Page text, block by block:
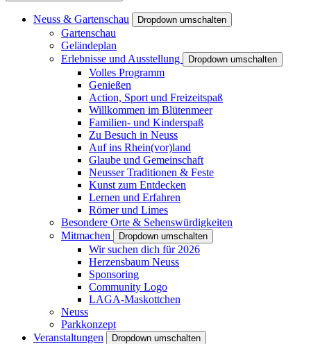
Neuss & Gartenschau Dropdown umschalten
Gartenschau
Geländeplan
Erlebnisse und Ausstellung
Dropdown umschalten
Volles Programm
Genießen
Action, Sport und Freizeitspaß
Willkommen im Blütenmeer
Familien- und Kinderspaß
Zu Besuch in Neuss
Auf ins Rhein(vor)land
Glaube und Gemeinschaft
Neusser Traditionen & Feste
Kunst zum Entdecken
Lernen und Erfahren
Römer und Limes
Besondere Orte & Sehenswürdigkeiten
Mitmachen
Dropdown umschalten
Wir suchen dich für 2026
Herzensbaum Neuss
Sponsoring
Community Logo
LAGA-Maskottchen
Neuss
Parkkonzept
Veranstaltungen
Dropdown umschalten